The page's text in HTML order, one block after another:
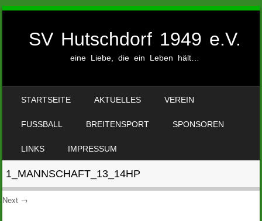
SV Hutschdorf 1949 e.V.
eine Liebe, die ein Leben hält…
STARTSEITE AKTUELLES VEREIN
FUSSBALL BREITENSPORT SPONSOREN
LINKS IMPRESSUM
1_MANNSCHAFT_13_14HP
Next →